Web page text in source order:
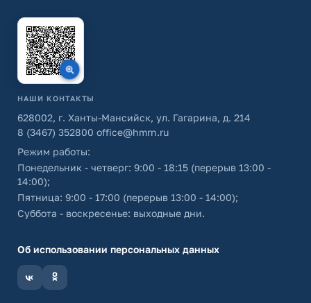
НАШИ КОНТАКТЫ
628002, г. Ханты-Мансийск, ул. Гагарина, д. 214
8 (3467) 352800 office@hmrn.ru
Режим работы:
Понедельник - четверг: 9:00 - 18:15 (перерыв 13:00 -
14:00);
Пятница: 9:00 - 17:00 (перерыв 13:00 - 14:00);
Суббота - воскресенье: выходные дни.
Об использовании персональных данных